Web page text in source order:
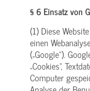
§ 6 Einsatz von
(1) Diese
einen
(„Google“).
„Cookies“,
Computer